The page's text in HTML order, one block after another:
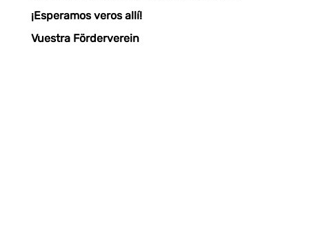
¡Esperamos veros allí!
Vuestra Förderverein